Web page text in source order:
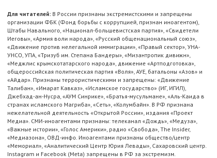
Для читателей: В России признаны экстремистскими и запрещены
организации ФБК (Фонд борьбы с коррупцией, признан иноагентом),
Штабы Навального, «Национал-большевистская партия», «Свидетели
Иеговы», «Армия воли народа», «Русский общенациональный союз»,
«Движение против нелегальной иммиграции», «Правый сектор», УНА-
УНСО, УПА, «Тризуб им. Степана Бандеры», «Мизантропик дивижн»,
«Меджлис крымскотатарского народа», движение «Артподготовка»,
общероссийская политическая партия «Воля», АУЕ, батальоны «Азов» и
«Айдар». Признаны террористическими и запрещены: «Движение
Талибан», «Имарат Кавказ», «Исламское государство» (ИГ, ИГИЛ),
Джебхад-ан-Нусра, «АУМ Синрике», «Братья-мусульмане», «Аль-Каида в
странах исламского Магриба», «Сеть», «Колумбайн». В РФ признана
нежелательной деятельность «Открытой России», издания «Проект
Медиа». СМИ-иноагентами признаны: телеканал «Дождь», «Медуза»,
«Важные истории», «Голос Америки», радио «Свобода», The Insider,
«Медиазона», ОВД-инфо. Иноагентами признаны общество/центр
«Мемориал», «Аналитический Центр Юрия Левады», Сахаровский центр.
Instagram и Facebook (Metа) запрещены в РФ за экстремизм.